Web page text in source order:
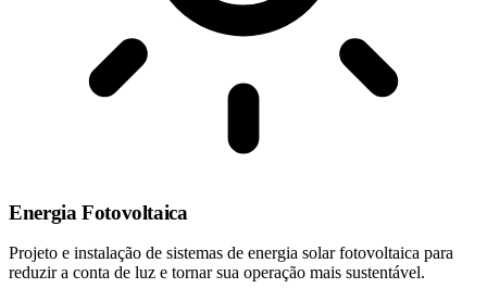
Energia Fotovoltaica
Projeto e instalação de sistemas de energia solar fotovoltaica para
reduzir a conta de luz e tornar sua operação mais sustentável.